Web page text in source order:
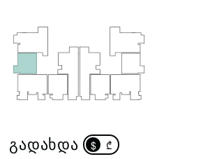
ᲒᲐᲓᲐᲮᲓᲐ $
₾